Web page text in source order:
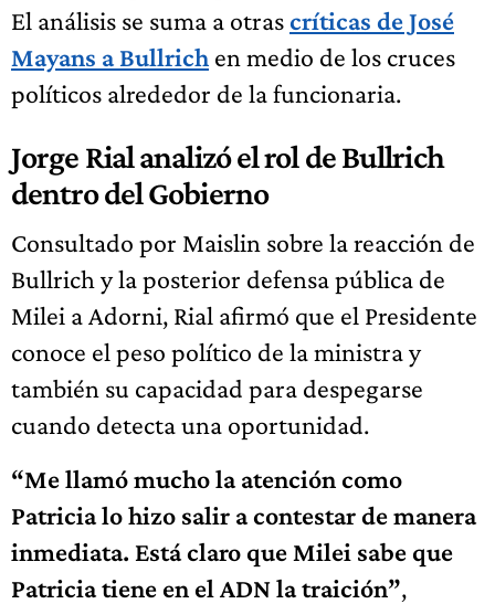
El análisis se suma a otrascríticas de José
Mayans a Bullrich en medio de los cruces
políticos alrededor de la funcionaria.
Jorge Rial analizó el rol de Bullrich
dentro del Gobierno
Consultado por Maislin sobre la reacción de
Bullrich y la posterior defensa pública de
Milei a Adorni, Rial afirmó que el Presidente
conoce el peso político de la ministra y
también su capacidad para despegarse
cuando detecta una oportunidad.
“Me llamó mucho la atención como
Patricia lo hizo salir a contestar de manera
inmediata. Está claro que Milei sabe que
Patricia tiene en el ADN la traición”,